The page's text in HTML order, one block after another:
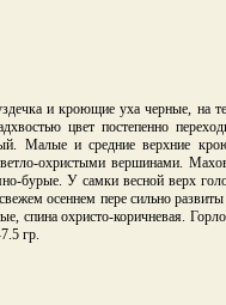
и кроющие уха черные, на
цвет постепенно
Малые и средние верхние
охристыми вершинами.
бурые. У самки весной верх
осеннем пере сильно
спина охристо-коричневая.
гр.